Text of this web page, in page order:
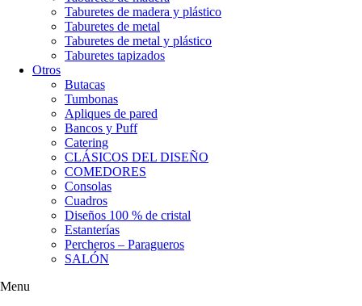
Taburetes de madera y plástico
Taburetes de metal
Taburetes de metal y plástico
Taburetes tapizados
Otros
Butacas
Tumbonas
Apliques de pared
Bancos y Puff
Catering
CLÁSICOS DEL DISEÑO
COMEDORES
Consolas
Cuadros
Diseños 100 % de cristal
Estanterías
Percheros – Paragueros
SALÓN
Menu